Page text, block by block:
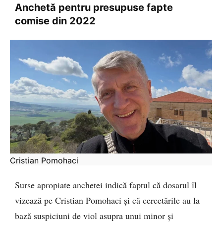
Anchetă pentru presupuse fapte
comise din 2022
Cristian Pomohaci
Surse apropiate anchetei indică faptul că dosarul îl
vizează pe Cristian Pomohaci și că cercetările au la
bază suspiciuni de viol asupra unui minor și